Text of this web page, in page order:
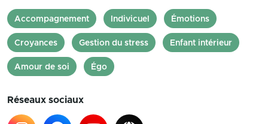
Accompagnement Indivicuel Émotions
Croyances Gestion du stress Enfant intérieur
Amour de soi Égo
Réseaux sociaux